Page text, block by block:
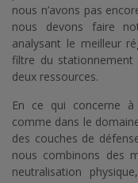
nous n’avons pas
nous devons faire
analysant le meilleur
filtre du stationnement
deux ressources.
En ce qui concerne
comme dans le
des couches de
nous combinons des
neutralisation